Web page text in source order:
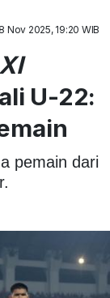
Nov 2025, 19:20 WIB
U-22:
pemain dari